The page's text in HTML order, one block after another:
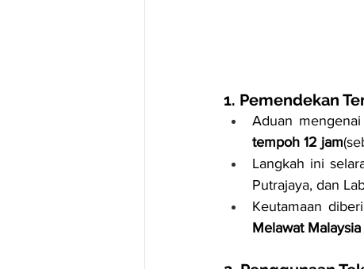
1. Pemendekan
Aduan mengenai
tempoh 12 jam
Langkah ini
Putrajaya, dan
Keutamaan
Melawat